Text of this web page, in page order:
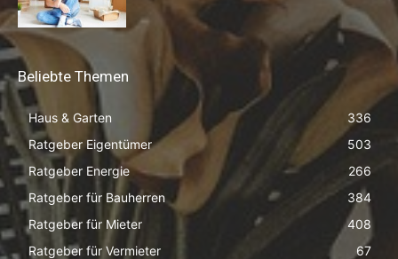
Beliebte Themen
Haus & Garten
336
Ratgeber Eigentümer
503
Ratgeber Energie
266
Ratgeber für Bauherren
384
Ratgeber für Mieter
408
Ratgeber für Vermieter
67